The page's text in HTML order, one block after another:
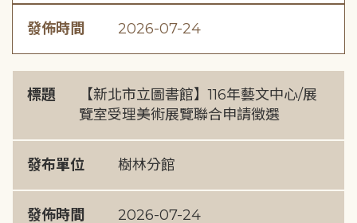
發佈時間 2026-07-24
標題
【新北市立圖書館】116年藝文中心/展
覽室受理美術展覽聯合申請徵選
發布單位 樹林分館
發佈時間 2026-07-24